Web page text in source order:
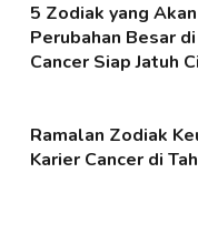
5 Zodiak yang
Perubahan Besar
Cancer Siap Jatuh
Ramalan Zodiak
Karier Cancer di